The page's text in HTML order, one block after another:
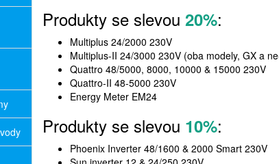
Produkty se slevou 20%:
Multiplus 24/2000 230V
Multiplus-II 24/3000 230V (oba modely, GX a
Quattro 48/5000, 8000, 10000 & 15000 230V
Quattro-II 48-5000 230V
Energy Meter EM24
Produkty se slevou 10%:
Phoenix Inverter 48/1600 & 2000 Smart 230V